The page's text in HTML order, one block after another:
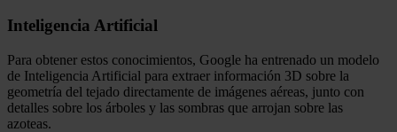
Inteligencia Artificial
Para obtener estos conocimientos, Google ha entrenado un modelo
de Inteligencia Artificial para extraer información 3D sobre la
geometría del tejado directamente de imágenes aéreas, junto con
detalles sobre los árboles y las sombras que arrojan sobre las
azoteas.